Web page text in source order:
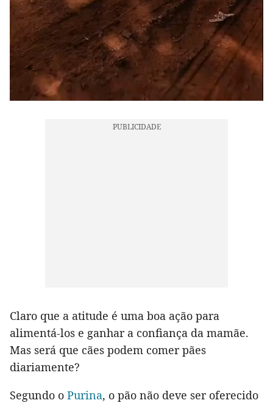
Claro que a atitude é uma boa ação para
alimentá-los e ganhar a confiança da mamãe.
Mas será que cães podem comer pães
diariamente?
Segundo o Purina, o pão não deve ser oferecido